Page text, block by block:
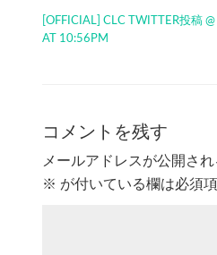
[OFFICIAL] CLC TWITTER投稿
AT 10:56PM
コメントを残す
メールアドレスが公開さ
※ が付いている欄は必須